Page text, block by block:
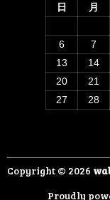
日
月
6
7
13
14
20
21
27
28
Copyright © 2026
Proudly